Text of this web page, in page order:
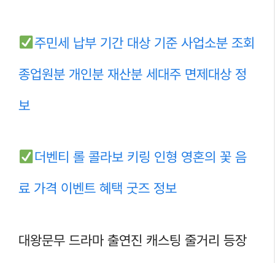
주민세 납부 기간 대상 기준 사업소분 조회
종업원분 개인분 재산분 세대주 면제대상 정
보
더벤티 롤 콜라보 키링 인형 영혼의 꽃 음
료 가격 이벤트 혜택 굿즈 정보
대왕문무 드라마 출연진 캐스팅 줄거리 등장